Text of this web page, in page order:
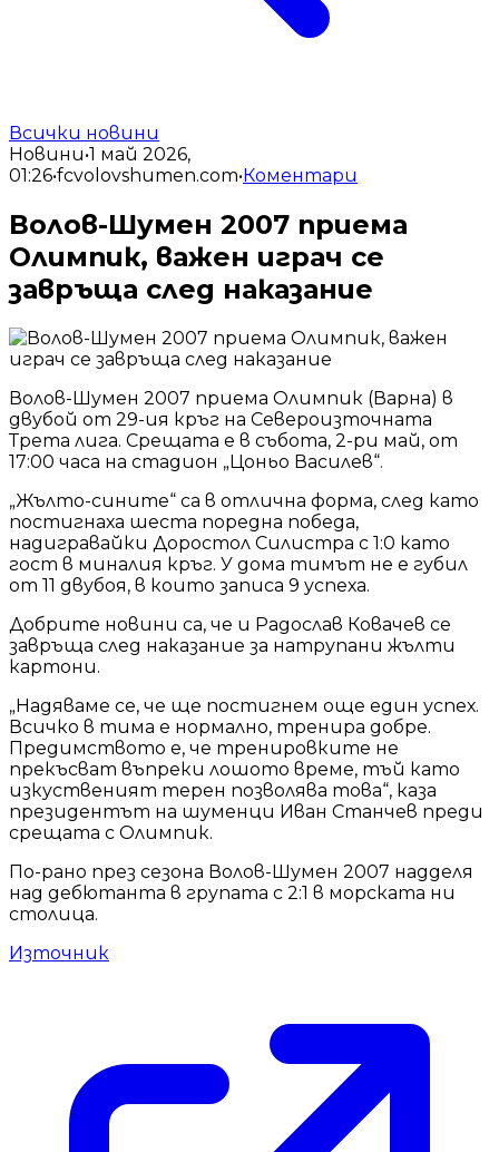
Всички новини
Новини•1 май 2026,
01:26•fcvolovshumen.com•Коментари
Волов-Шумен 2007 приема
Олимпик, важен играч се
завръща след наказание
Волов-Шумен 2007 приема Олимпик (Варна) в
двубой от 29-ия кръг на Североизточната
Трета лига. Срещата е в събота, 2-ри май, от
17:00 часа на стадион „Цоньо Василев“.
„Жълто-сините“ са в отлична форма, след като
постигнаха шеста поредна победа,
надигравайки Доростол Силистра с 1:0 като
гост в миналия кръг. У дома тимът не е губил
от 11 двубоя, в които записа 9 успеха.
Добрите новини са, че и Радослав Ковачев се
завръща след наказание за натрупани жълти
картони.
„Надяваме се, че ще постигнем още един успех.
Всичко в тима е нормално, тренира добре.
Предимството е, че тренировките не
прекъсват въпреки лошото време, тъй като
изкуственият терен позволява това“, каза
президентът на шуменци Иван Станчев преди
срещата с Олимпик.
По-рано през сезона Волов-Шумен 2007 надделя
над дебютанта в групата с 2:1 в морската ни
столица.
Източник